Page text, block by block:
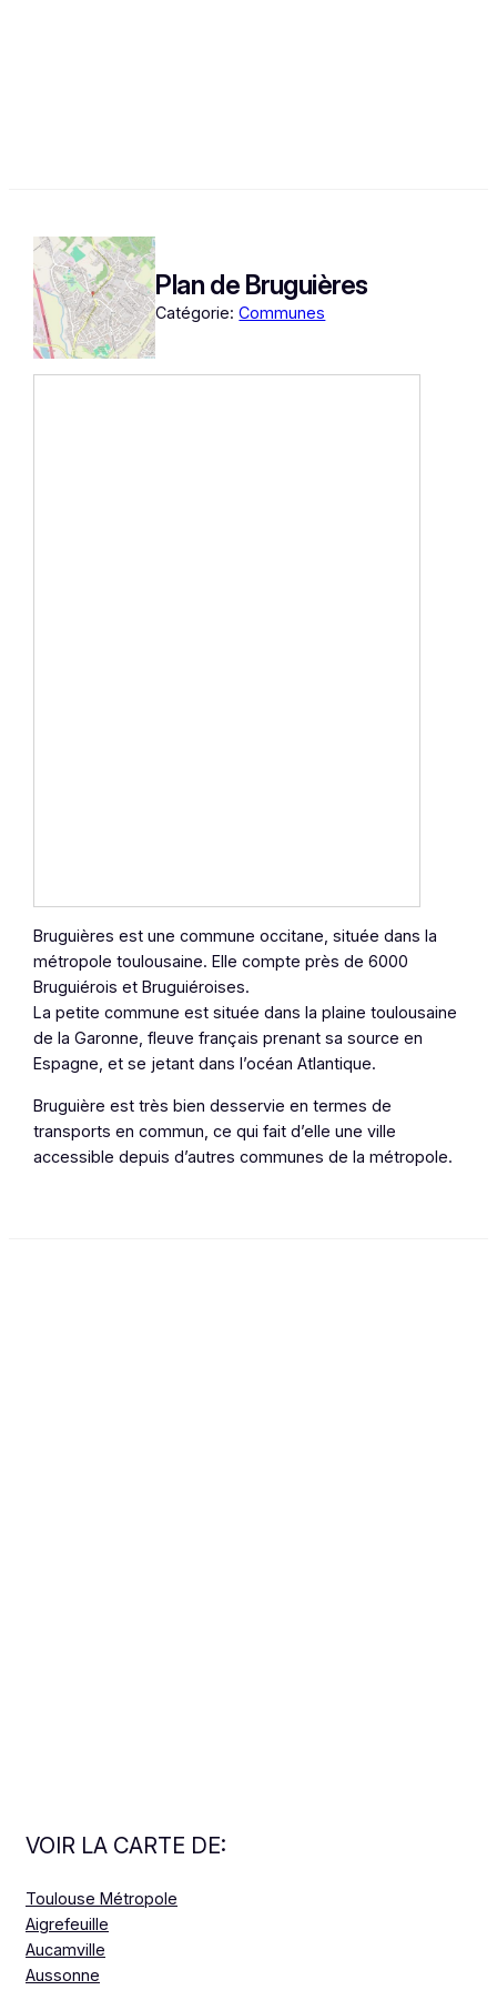
Plan de Bruguières
Catégorie:Communes
Bruguières est une commune occitane, située dans la
métropole toulousaine. Elle compte près de 6000
Bruguiérois et Bruguiéroises.
La petite commune est située dans la plaine toulousaine
de la Garonne, fleuve français prenant sa source en
Espagne, et se jetant dans l’océan Atlantique.
Bruguière est très bien desservie en termes de
transports en commun, ce qui fait d’elle une ville
accessible depuis d’autres communes de la métropole.
VOIR LA CARTE DE:
Toulouse Métropole
Aigrefeuille
Aucamville
Aussonne